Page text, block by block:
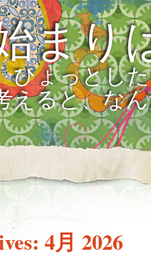
まり
ひょっとし
えると、な
4月 2026